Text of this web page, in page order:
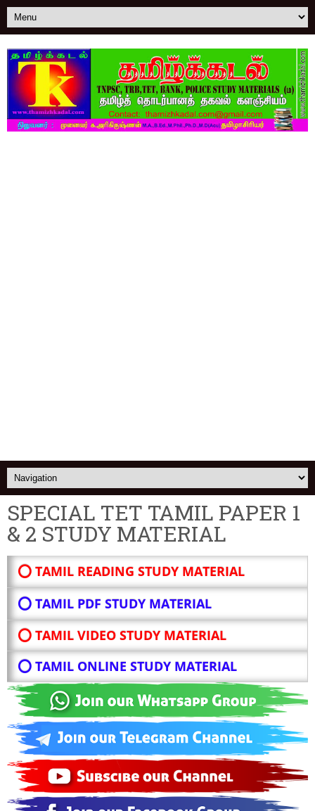
SPECIAL TET TAMIL PAPER 1
& 2 STUDY MATERIAL
⭕ TAMIL READING STUDY MATERIAL
⭕ TAMIL PDF STUDY MATERIAL
⭕ TAMIL VIDEO STUDY MATERIAL
⭕ TAMIL ONLINE STUDY MATERIAL